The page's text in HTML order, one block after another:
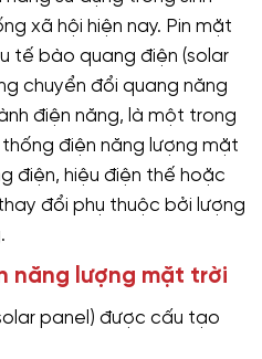
xã hội hiện nay. Pin mặt
tế bào quang điện (solar
chuyển đổi quang năng
điện năng, là một trong
điện năng lượng mặt
điện, hiệu điện thế hoặc
đổi phụ thuộc bởi lượng
năng lượng mặt trời
panel) được cấu tạo